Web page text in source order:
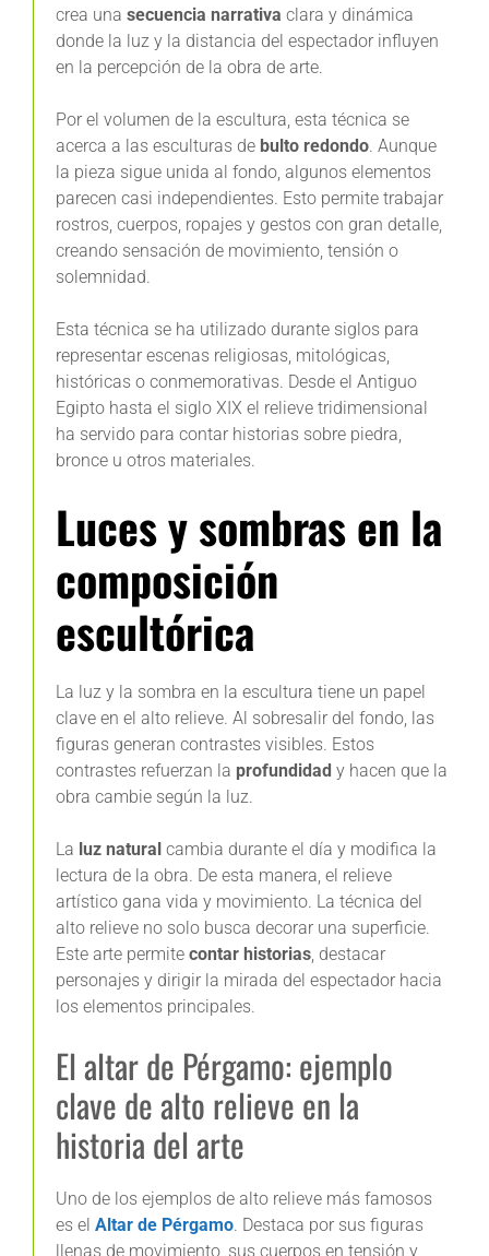
crea una secuencia narrativa clara y dinámica
donde la luz y la distancia del espectador influyen
en la percepción de la obra de arte.
Por el volumen de la escultura, esta técnica se
acerca a las esculturas de bulto redondo. Aunque
la pieza sigue unida al fondo, algunos elementos
parecen casi independientes. Esto permite trabajar
rostros, cuerpos, ropajes y gestos con gran detalle,
creando sensación de movimiento, tensión o
solemnidad.
Esta técnica se ha utilizado durante siglos para
representar escenas religiosas, mitológicas,
históricas o conmemorativas. Desde el Antiguo
Egipto hasta el siglo XIX el relieve tridimensional
ha servido para contar historias sobre piedra,
bronce u otros materiales.
Luces y sombras en la
composición
escultórica
La luz y la sombra en la escultura tiene un papel
clave en el alto relieve. Al sobresalir del fondo, las
figuras generan contrastes visibles. Estos
contrastes refuerzan la profundidad y hacen que la
obra cambie según la luz.
La luz natural cambia durante el día y modifica la
lectura de la obra. De esta manera, el relieve
artístico gana vida y movimiento. La técnica del
alto relieve no solo busca decorar una superficie.
Este arte permite contar historias, destacar
personajes y dirigir la mirada del espectador hacia
los elementos principales.
El altar de Pérgamo: ejemplo
clave de alto relieve en la
historia del arte
Uno de los ejemplos de alto relieve más famosos
es el Altar de Pérgamo. Destaca por sus figuras
llenas de movimiento, sus cuerpos en tensión y